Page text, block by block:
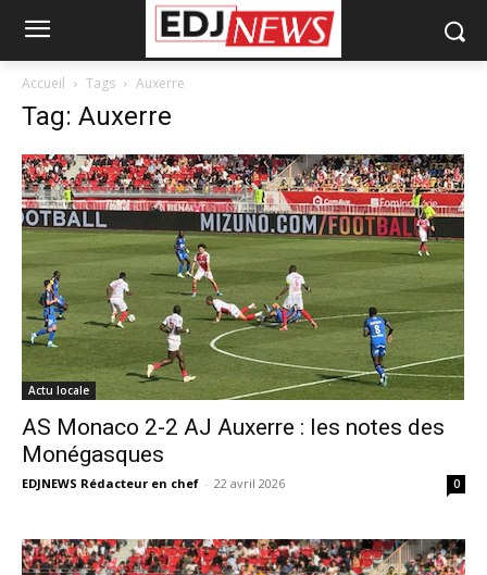
Accueil Tags Auxerre
Tag: Auxerre
Actu locale
AS Monaco 2-2 AJ Auxerre : les notes des
Monégasques
EDJNEWS Rédacteur en chef - 22 avril 2026 0